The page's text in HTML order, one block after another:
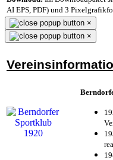
AI EPS, PDF) und 3
×
×